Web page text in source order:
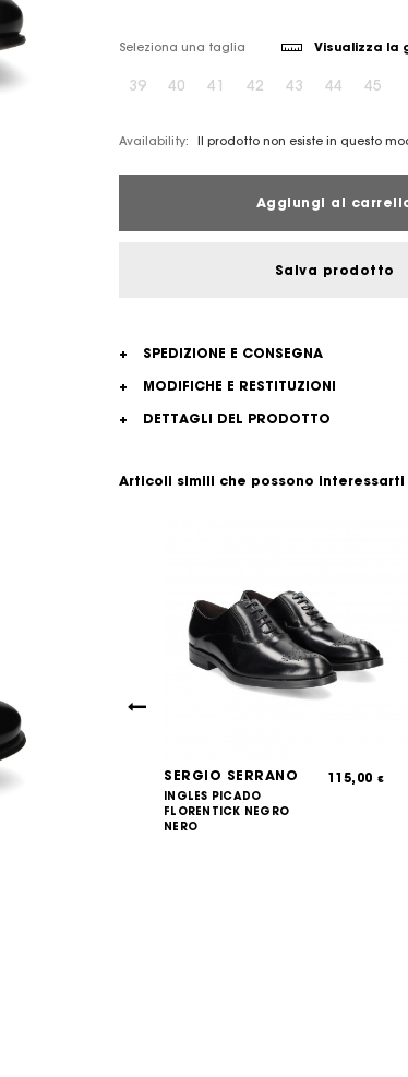
Seleziona una taglia Visualizza la
39 40 41 42 43 44 45
Availability: Il prodotto non esiste in questo
Aggiungi al
Salva prodotto
+
SPEDIZIONE E CONSEGNA
+
MODIFICHE E RESTITUZIONI
+
DETTAGLI DEL PRODOTTO
Articoli simili che possono interessarti
SERGIO SERRANO
INGLES PICADO
FLORENTICK NEGRO
NERO
115,00€